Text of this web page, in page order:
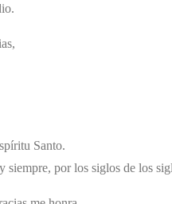
Santo.
siempre, por los siglos de los